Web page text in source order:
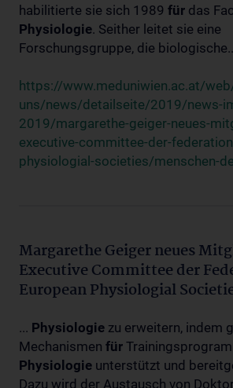
habilitierte sie sich 1989 für das
Physiologie. Seither leitet sie eine
Forschungsgruppe, die
https://www.meduniwien.ac.at/
uns/news/detailseite/2019/news-
2019/margarethe-geiger-neues-
executive-committee-der-
physiologial-societies/menschen-
Margarethe Geiger neues
Executive Committee der
European Physiologial
... Physiologie zu erweitern, indem
Mechanismen für
Physiologie unterstützt und
Dazu wird der Austausch von